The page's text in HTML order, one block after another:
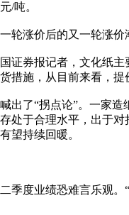
/吨。
涨价后的又一轮涨价
券报记者，文化纸主
措施，从目前来看，
了“拐点论”。一家造
处于合理水平，出于
望持续回暖。
度业绩恐难言乐观。